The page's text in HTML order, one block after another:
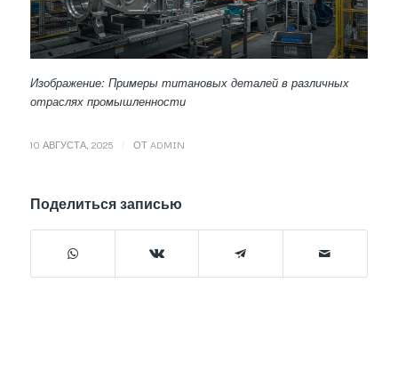
Изображение: Примеры титановых деталей в различных
отраслях промышленности
10 АВГУСТА, 2025 ОТ ADMIN
Поделиться записью